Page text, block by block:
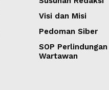
Visi dan Misi
Pedoman Siber
SOP Perlindungan
Wartawan